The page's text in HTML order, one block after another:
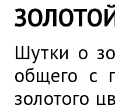
Шутки о
общего с
золотого